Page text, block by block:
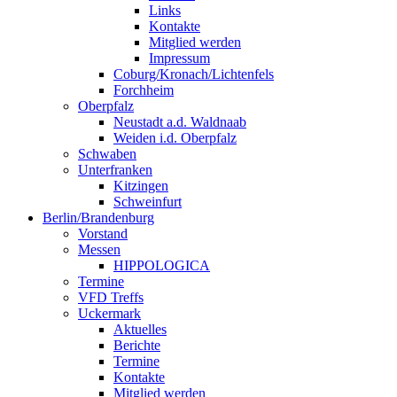
Links
Kontakte
Mitglied werden
Impressum
Coburg/Kronach/Lichtenfels
Forchheim
Oberpfalz
Neustadt a.d. Waldnaab
Weiden i.d. Oberpfalz
Schwaben
Unterfranken
Kitzingen
Schweinfurt
Berlin/Brandenburg
Vorstand
Messen
HIPPOLOGICA
Termine
VFD Treffs
Uckermark
Aktuelles
Berichte
Termine
Kontakte
Mitglied werden